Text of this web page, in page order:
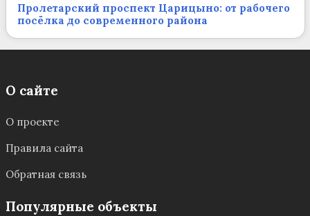
Пролетарский проспект Царицыно: от рабочего
посёлка до современного района
О сайте
О проекте
Правила сайта
Обратная связь
Популярные объекты